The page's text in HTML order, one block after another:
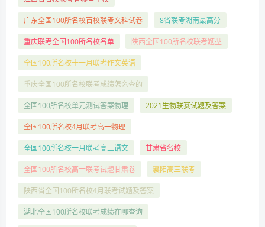
广东全国100所名校百校联考文科试卷 8省联考湖南最高分
重庆联考全国100所名校名单 陕西全国100所名校联考题型
全国100所名校十一月联考作文英语
重庆全国100所名校联考成绩怎么查的
全国100所名校单元测试答案物理 2021生物联赛试题及答案
全国100所名校4月联考高一物理
全国100所名校一月联考高三语文 甘肃省名校
全国100所名校高一联考试题甘肃卷 襄阳高三联考
陕西省全国100所名校4月联考试题及答案
湖北全国100所名校联考成绩在哪查询